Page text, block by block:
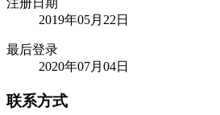
注册日期
2019年05月22日
最后登录
2020年07月04日
联系方式